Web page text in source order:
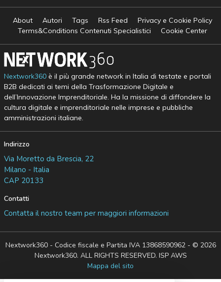
About Autori Tags Rss Feed
Privacy e Cookie Policy
Terms&Conditions Contenuti Specialistici
Cookie Center
Nextwork360è il più grande network in Italia di testate e portali
B2B dedicati ai temi della Trasformazione Digitale e
dell’Innovazione Imprenditoriale. Ha la missione di diffondere la
cultura digitale e imprenditoriale nelle imprese e pubbliche
amministrazioni italiane.
Indirizzo
Via Moretto da Brescia, 22
Milano - Italia
CAP 20133
Contatti
Contatta il nostro team per maggiori informazioni
Nextwork360 - Codice fiscale e Partita IVA 13868590962 - © 2026
Nextwork360. ALL RIGHTS RESERVED. ISP AWS
Mappa del sito